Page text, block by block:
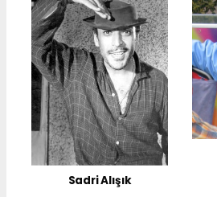
Sadri Alışık